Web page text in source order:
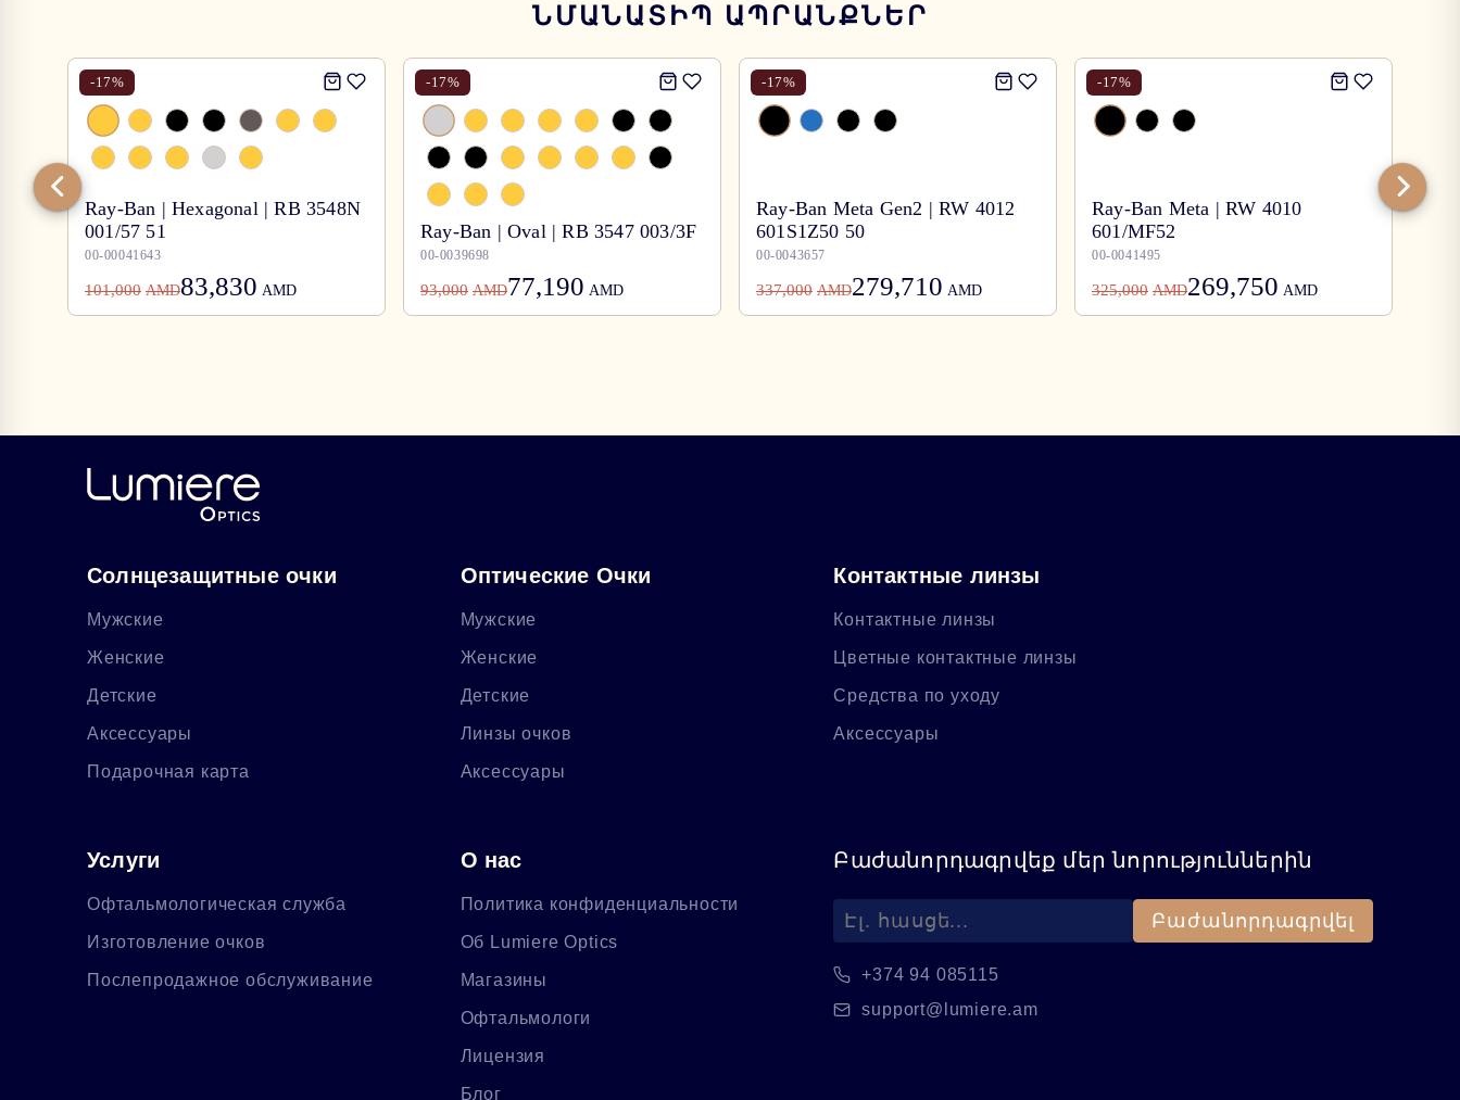
ՆՄԱՆԱՏԻՊ ԱՊՐԱՆՔՆԵՐ
-17%
Ray-Ban | Hexagonal | RB 3548N
001/57 51
00-00041643
101,000 AMD83,830 AMD
-17%
Ray-Ban | Oval | RB 3547 003/3F
00-0039698
93,000 AMD77,190 AMD
-17%
Ray-Ban Meta Gen2 | RW 4012
601S1Z50 50
00-0043657
337,000 AMD279,710 AMD
-17%
Ray-Ban Meta | RW 4010
601/MF52
00-0041495
325,000 AMD269,750 AMD
Солнцезащитные очки
Мужские
Женские
Детские
Аксессуары
Подарочная карта
Оптические Очки
Мужские
Женские
Детские
Линзы очков
Аксессуары
Контактные линзы
Контактные линзы
Цветные контактные линзы
Средства по уходу
Аксессуары
Услуги
Офтальмологическая служба
Изготовление очков
Послепродажное обслуживание
О нас
Политика конфиденциальности
Об Lumiere Optics
Магазины
Офтальмологи
Лицензия
Блог
Բաժանորդագրվեք մեր նորություններին
Բաժանորդագրվել
+374 94 085115
support@lumiere.am